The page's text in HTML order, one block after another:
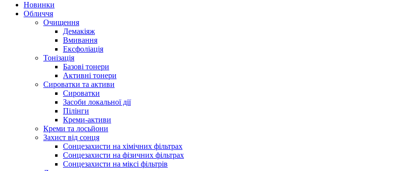
Новинки
Обличчя
Очищення
Демакіяж
Вмивання
Ексфоліація
Тонізація
Базові тонери
Активні тонери
Сироватки та активи
Сироватки
Засоби локальної дії
Пілінги
Креми-активи
Креми та лосьйони
Захист від сонця
Сонцезахисти на хімічних фільтрах
Сонцезахисти на фізичних фільтрах
Сонцезахисти на міксі фільтрів